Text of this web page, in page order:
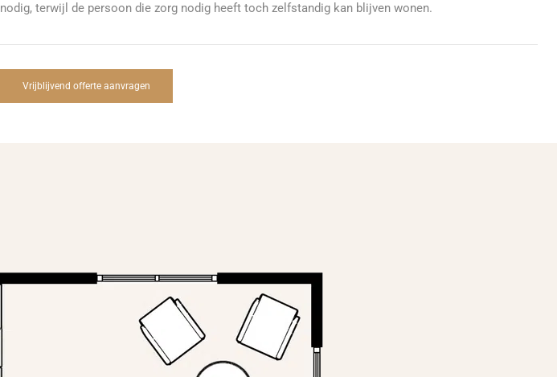
nodig, terwijl de persoon die zorg nodig heeft toch zelfstandig kan blijven wonen.
Vrijblijvend offerte aanvragen